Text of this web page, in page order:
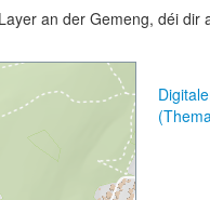
an der Gemeng, déi